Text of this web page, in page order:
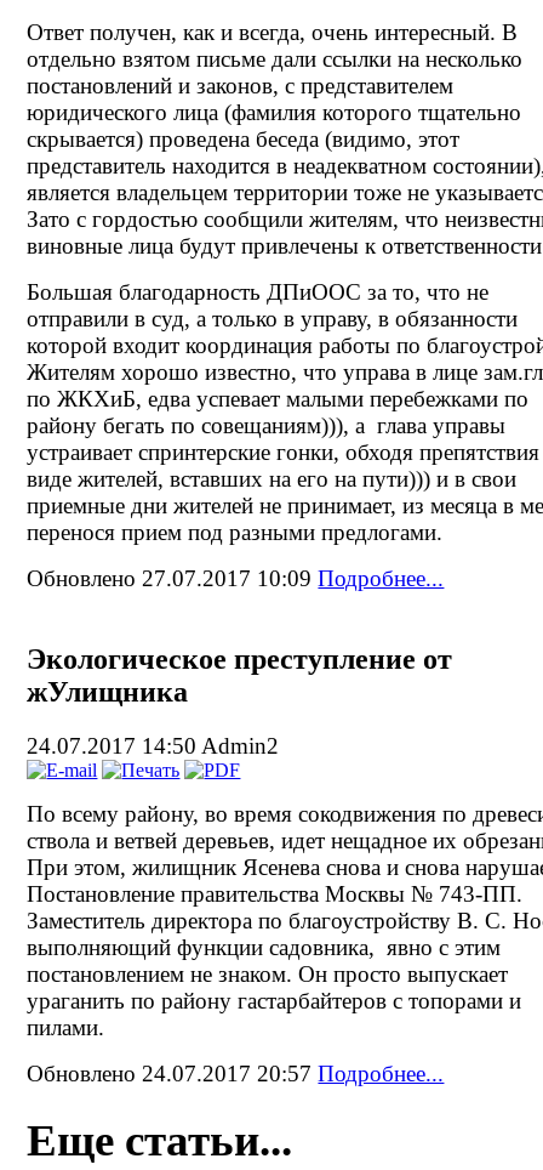
Ответ получен, как и всегда, очень интересный. В
отдельно взятом письме дали ссылки на несколько
постановлений и законов, с представителем
юридического лица (фамилия которого тщательно
скрывается) проведена беседа (видимо, этот
представитель находится в неадекватном
является владельцем территории тоже не
Зато с гордостью сообщили жителям, что
виновные лица будут привлечены к
Большая благодарность ДПиООС за то, что не
отправили в суд, а только в управу, в обязанности
которой входит координация работы по
Жителям хорошо известно, что управа в лице
по ЖКХиБ, едва успевает малыми перебежками по
району бегать по совещаниям))), а глава управы
устраивает спринтерские гонки, обходя
виде жителей, вставших на его на пути))) и в свои
приемные дни жителей не принимает, из месяца в
перенося прием под разными предлогами.
Обновлено 27.07.2017 10:09Подробнее...
Экологическое преступление от
жУлищника
24.07.2017 14:50 Admin2
По всему району, во время сокодвижения по
ствола и ветвей деревьев, идет нещадное их
При этом, жилищник Ясенева снова и снова
Постановление правительства Москвы № 743-ПП.
Заместитель директора по благоустройству В. С.
выполняющий функции садовника, явно с этим
постановлением не знаком. Он просто выпускает
ураганить по району гастарбайтеров с топорами и
пилами.
Обновлено 24.07.2017 20:57Подробнее...
Еще статьи...